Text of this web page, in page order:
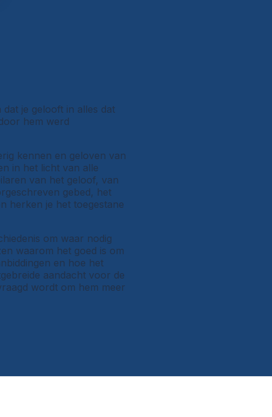
je gelooft in alles dat
hem werd
kennen en geloven van
in het licht van alle
van het geloof, van
gebed, het
herken je het toegestane
om waar nodig
waarom het goed is om
en hoe het
aandacht voor de
wordt om hem meer